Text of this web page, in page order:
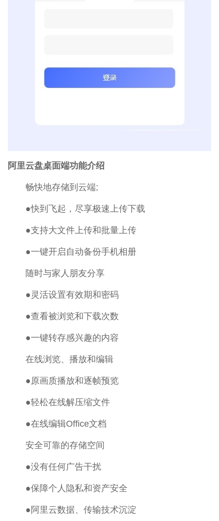
阿里云盘桌面端功能介绍
畅快地存储到云端;
●快到飞起，尽享极速上传下载
●支持大文件上传和批量上传
●一键开启自动备份手机相册
随时与家人朋友分享
●灵活设置有效期和密码
●查看被浏览和下载次数
●一键转存感兴趣的内容
在线浏览、播放和编辑
●原画质播放和逐帧预览
●轻松在线解压缩文件
●在线编辑Office文档
安全可靠的存储空间
●没有任何广告干扰
●保障个人隐私和资产安全
●阿里云数据、传输技术沉淀